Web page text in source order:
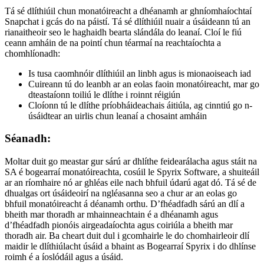
Tá sé dlíthiúil chun monatóireacht a dhéanamh ar ghníomhaíochtaí
Snapchat i gcás do na páistí. Tá sé dlíthiúil nuair a úsáideann tú an
rianaitheoir seo le haghaidh bearta slándála do leanaí. Cloí le fiú
ceann amháin de na pointí chun téarmaí na reachtaíochta a
chomhlíonadh:
Is tusa caomhnóir dlíthiúil an linbh agus is mionaoiseach iad
Cuireann tú do leanbh ar an eolas faoin monatóireacht, mar go
dteastaíonn toiliú le dlíthe i roinnt réigiún
Cloíonn tú le dlíthe príobháideachais áitiúla, ag cinntiú go n-
úsáidtear an uirlis chun leanaí a chosaint amháin
Séanadh:
Moltar duit go meastar gur sárú ar dhlíthe feidearálacha agus stáit na
SA é bogearraí monatóireachta, cosúil le Spyrix Software, a shuiteáil
ar an ríomhaire nó ar ghléas eile nach bhfuil údarú agat dó. Tá sé de
dhualgas ort úsáideoirí na ngléasanna seo a chur ar an eolas go
bhfuil monatóireacht á déanamh orthu. D’fhéadfadh sárú an dlí a
bheith mar thoradh ar mhainneachtain é a dhéanamh agus
d’fhéadfadh pionóis airgeadaíochta agus coiriúla a bheith mar
thoradh air. Ba cheart duit dul i gcomhairle le do chomhairleoir dlí
maidir le dlíthiúlacht úsáid a bhaint as Bogearraí Spyrix i do dhlínse
roimh é a íoslódáil agus a úsáid.